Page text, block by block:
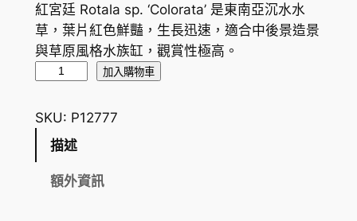
紅宮廷 Rotala sp. ‘Colorata’ 是東南亞沉水水
草，葉片紅色鮮豔，生長迅速，適合中後景造景
與草原風格水族缸，觀賞性極高。
廷
R
加入購物車
SKU: P12777
描述
額外資訊